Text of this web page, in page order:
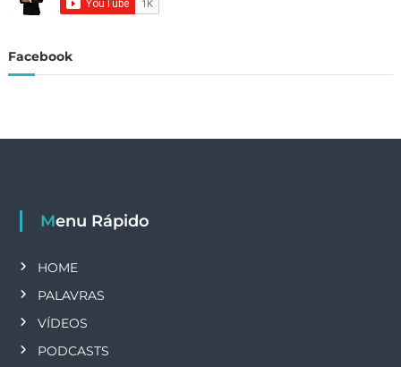
o
r
o
s
Facebook
Menu Rápido
HOME
PALAVRAS
VÍDEOS
PODCASTS